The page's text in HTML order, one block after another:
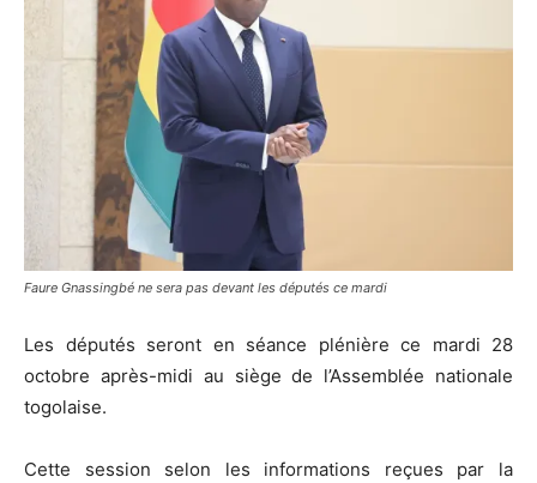
Faure Gnassingbé ne sera pas devant les députés ce mardi
Les députés seront en séance plénière ce mardi 28
octobre après-midi au siège de l’Assemblée nationale
togolaise.
Cette session selon les informations reçues par la